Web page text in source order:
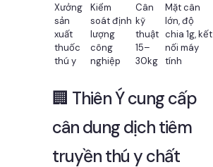
Xưởng
sản
xuất
thuốc
thú y
Kiểm
soát định
lượng
công
nghiệp
Cân
kỹ
thuật
15–
30kg
Mặt cân
lớn, độ
chia 1g, kết
nối máy
tính
🏢 Thiên Ý cung cấp
cân dung dịch tiêm
truyền thú y chất